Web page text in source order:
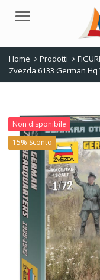
Menu
Home Prodotti
Zvezda 6133 German Hq
Non disponibile
15% Sconto